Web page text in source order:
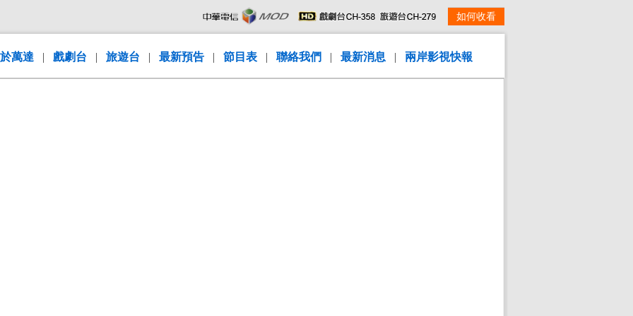
如何收看
萬達 | 戲劇台 | 旅遊台 | 最新預告 | 節目表 | 聯絡我們 | 最新消息 | 兩岸影視快報